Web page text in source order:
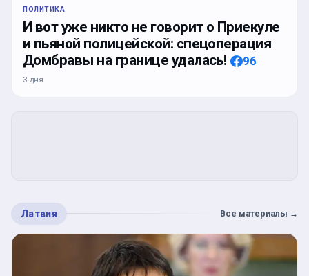
ПОЛИТИКА
И вот уже никто не говорит о Приекуле
и пьяной полицейской: спецоперация
Домбравы на границе удалась!
96
3 дня
Латвия Все материалы →